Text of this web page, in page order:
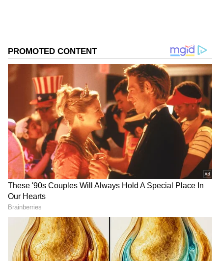
ಮುಡಾದಲ್ಲಿ ಏನು ತಪ್ಪಾಗಿದೆ ಕೋರ್ಟ್‌ಗೆ ಬಾಂಡ್‌ನಲ್ಲಿ
ನೀಡಲಿ: ಸಚಿವ ಆರ್‌.ಬಿ.ತಿಮ್ಮಾಪೂರ
DOWNLOAD APP